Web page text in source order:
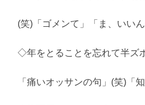
(笑)「ゴメンて」「ま、いい
◇年をとることを忘れて半
「痛いオッサンの句」(笑)「